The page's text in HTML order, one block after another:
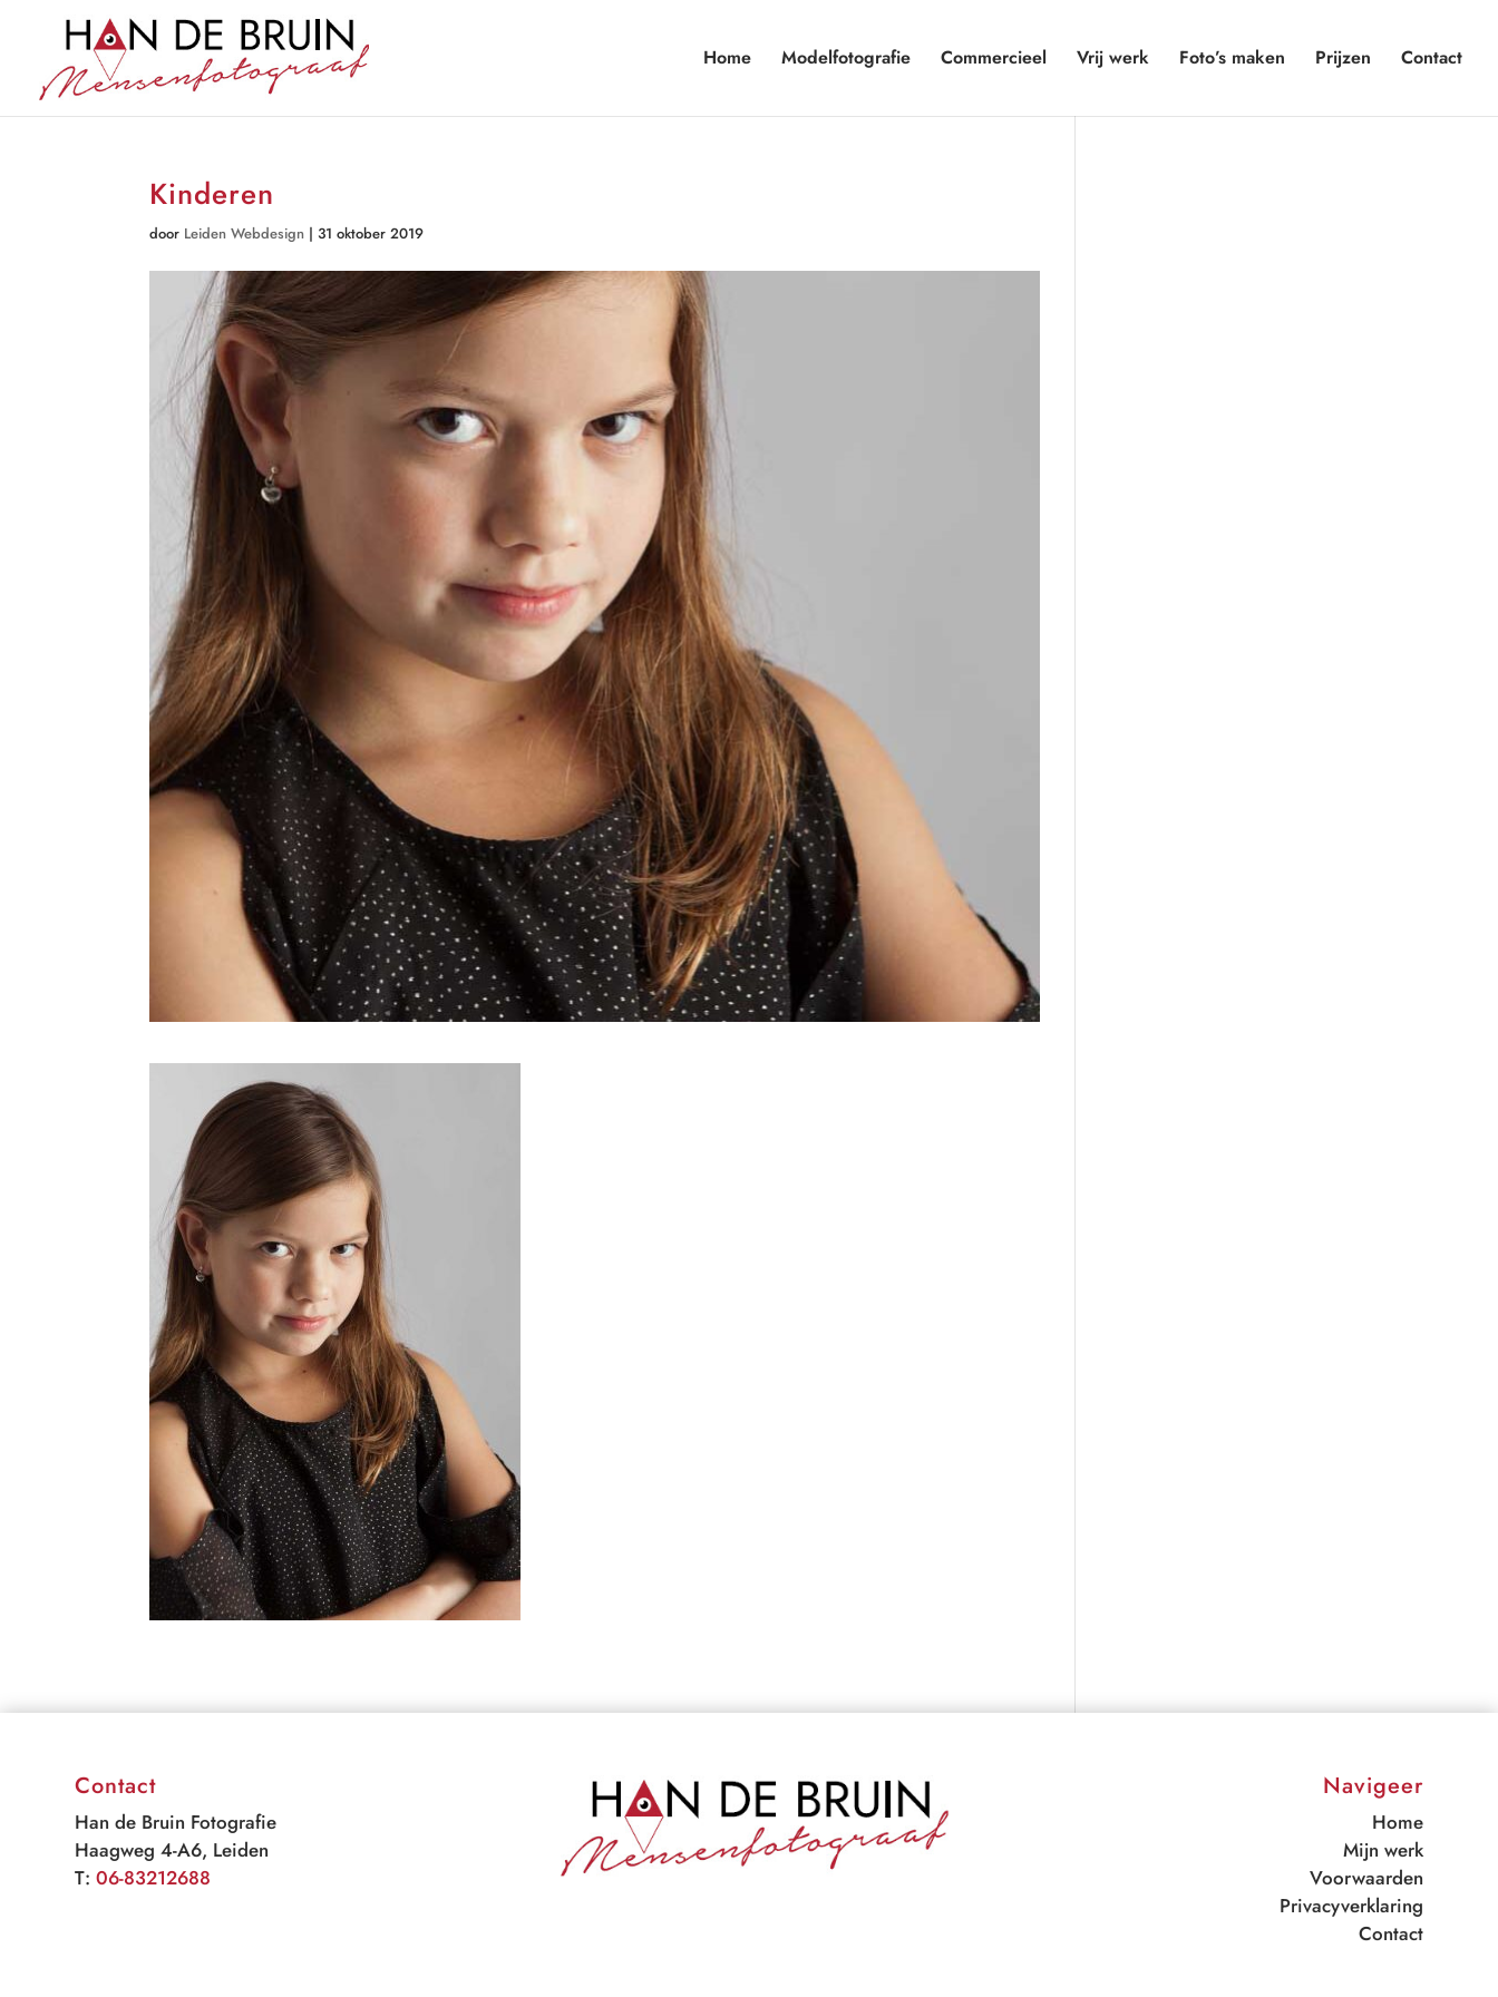
Home Modelfotografie Commercieel Vrij werk Foto’s maken Prijzen Contact
Kinderen
door Leiden Webdesign |31 oktober 2019
Contact
Han de Bruin Fotografie
Haagweg 4-A6, Leiden
T:06-83212688
Navigeer
Home
Mijn werk
Voorwaarden
Privacyverklaring
Contact